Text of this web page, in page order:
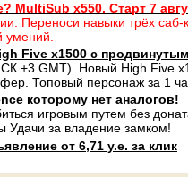
MultiSub x550. Старт 7
Переноси навыки трёх саб-
умений.
Five x1500 с
+3 GMT). Новый High Five
Топовый персонаж за 1
которому нет аналогов!
игровым путем без
Удачи за владение замком!
от 6,71 у.е. за клик